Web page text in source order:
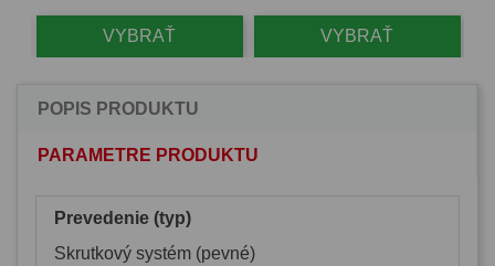
VYBRAŤ VYBRAŤ
POPIS PRODUKTU
PARAMETRE PRODUKTU
Prevedenie (typ)
Skrutkový systém (pevné)